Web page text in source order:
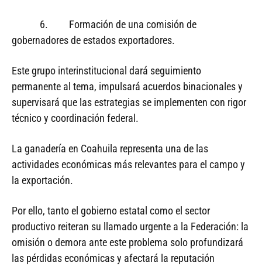
6. Formación de una comisión de
gobernadores de estados exportadores.
Este grupo interinstitucional dará seguimiento
permanente al tema, impulsará acuerdos binacionales y
supervisará que las estrategias se implementen con rigor
técnico y coordinación federal.
La ganadería en Coahuila representa una de las
actividades económicas más relevantes para el campo y
la exportación.
Por ello, tanto el gobierno estatal como el sector
productivo reiteran su llamado urgente a la Federación: la
omisión o demora ante este problema solo profundizará
las pérdidas económicas y afectará la reputación